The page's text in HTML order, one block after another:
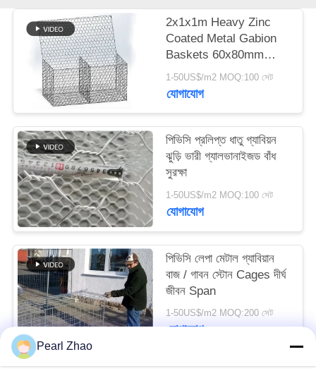
খবর
ম্যাপ
গোপনীয়তা
নীতি
2x1x1m Heavy Zinc
Coated Metal Gabion
Baskets 60x80mm
Hexagonal Mesh
1-50US$/m2 MOQ:100 সেট
যোগাযোগ
পিভিসি প্রলিপ্ত ধাতু গ্যাবিয়ন
ঝুড়ি ভারী গ্যালভানাইজড বাঁধ
সুরক্ষা
1-50US$/m2 MOQ:100 সেট
যোগাযোগ
পিভিসি লেপা মেটাল গ্যাবিয়ান
বাজ / গাবন স্টোন Cages দীর্ঘ
জীবন Span
1-50US$/m2 MOQ:200 সেট
যোগাযোগ
Pearl Zhao